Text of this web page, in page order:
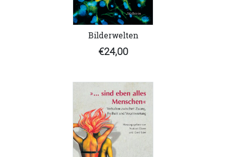
Bilderwelten
€24,00